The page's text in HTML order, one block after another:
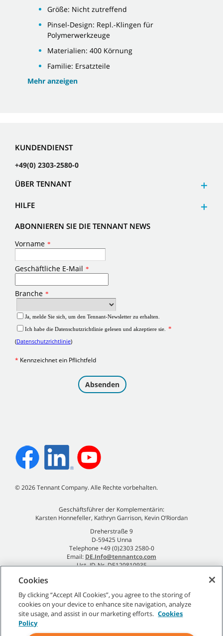
Größe: Nicht zutreffend
Pinsel-Design: Repl.-Klingen für
Polymerwerkzeuge
Materialien: 400 Körnung
Familie: Ersatzteile
Mehr anzeigen
KUNDENDIENST
+49(0) 2303-2580-0
ÜBER TENNANT
HILFE
ABONNIEREN SIE DIE TENNANT NEWS
©2026Tennant Company. Alle Rechte vorbehalten.
Geschäftsführer der Komplementärin:
Karsten Honnefeller, Kathryn Garrison, Kevin O’Riordan
Dreherstraße 9
D-59425 Unna
Telephone +49 (0)2303 2580-0
Email: DE.Info@tennantco.com
Ust.-ID-Nr. DE120810935
Datenschutzrichtlinie
Cookies
By clicking “Accept All Cookies”, you agree to the storing of
cookies on your device to enhance site navigation, analyze
site usage, and assist in our marketing efforts. Cookies
Policy